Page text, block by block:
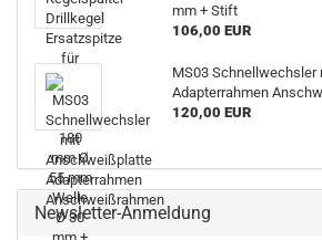
mm + Stift
106,00 EUR
MS03
Adapterrahmen
120,00 EUR
Newsletter-Anmeldung